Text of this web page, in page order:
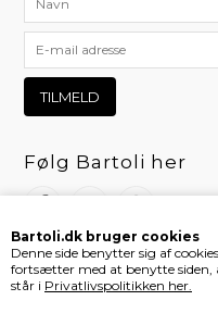
Bartoli.dk bruger cookies
Denne side benytter sig af
fortsætter med at benytte siden,
står i Privatlivspolitikken her.
Følg Bartoli her